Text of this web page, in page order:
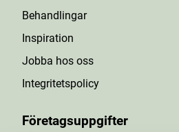
Behandlingar
Inspiration
Jobba hos oss
Integritetspolicy
Företagsuppgifter